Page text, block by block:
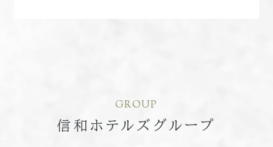
GROUP
信和ホテルズグループ